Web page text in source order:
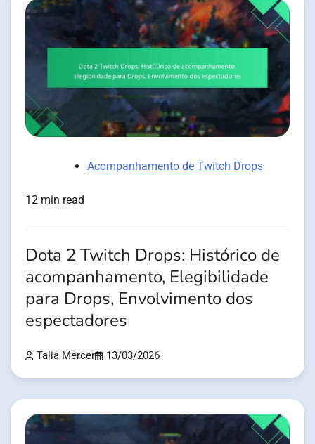
Acompanhamento de Twitch Drops
12 min read
Dota 2 Twitch Drops: Histórico de
acompanhamento, Elegibilidade
para Drops, Envolvimento dos
espectadores
Talia Mercer 13/03/2026